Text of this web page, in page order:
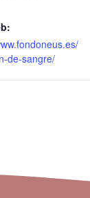
de-sangre/